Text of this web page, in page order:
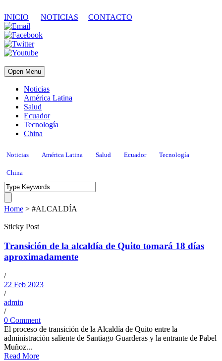
INICIO NOTICIAS CONTACTO
Open Menu
Noticias
América Latina
Salud
Ecuador
Tecnología
China
Noticias América Latina Salud Ecuador Tecnología
China
Home > #ALCALDÍA
Sticky Post
Transición de la alcaldía de Quito tomará 18 días
aproximadamente
/
22 Feb 2023
/
admin
/
0 Comment
El proceso de transición de la Alcaldía de Quito entre la
administración saliente de Santiago Guarderas y la entrante de Pabel
Muñoz...
Read More